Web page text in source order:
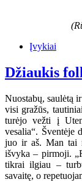
Įvykiai
Džiaukis
Nuostabų, saulėtą
visi gražūs,
turėjo vežti į
vesalia“.
juo ir aš. Man tai
išvyka – pirmoji.
tikrai ilgiau –
savaitę, o